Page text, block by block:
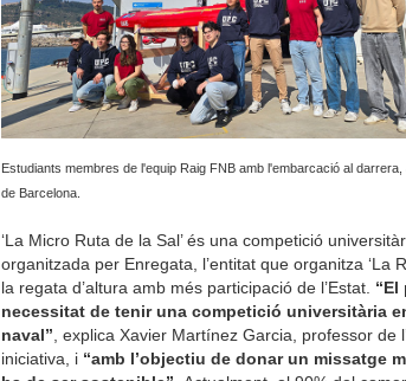
Estudiants membres de l'equip Raig FNB amb l'embarcació al
de Barcelona.
‘La Micro Ruta de la Sal’ és una competició
organitzada per Enregata, l’entitat que organitza ‘La
la regata d’altura amb més participació de l’Estat. “El
necessitat de tenir una competició universitària
naval” , explica Xavier Martínez Garcia, professor de
iniciativa, i “amb l’objectiu de donar un missatge